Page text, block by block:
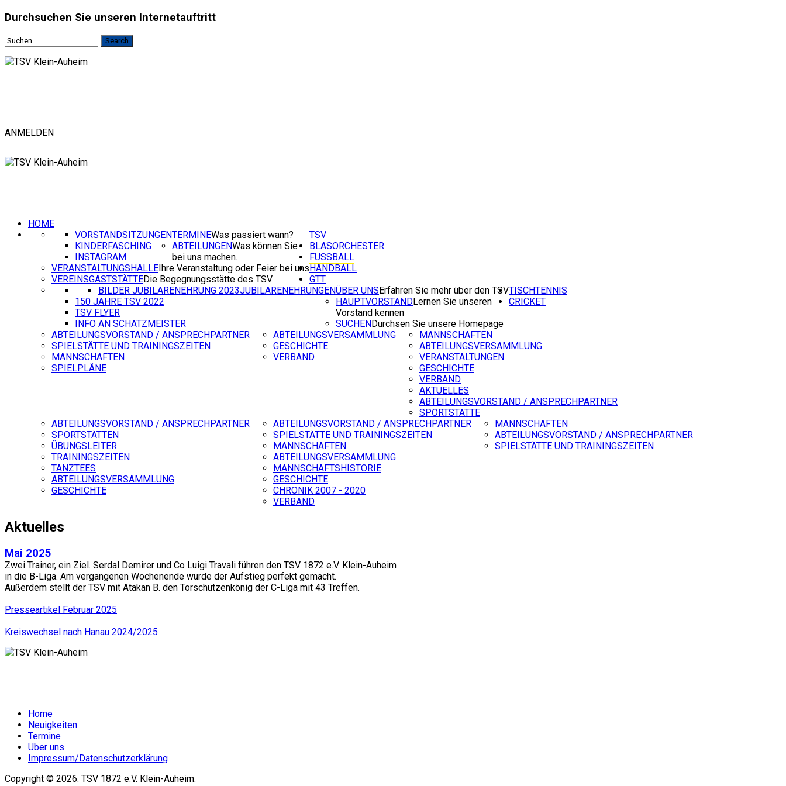
Durchsuchen Sie unseren Internetauftritt
ANMELDEN
HOME
TSV
TERMINEWas passiert wann?
VORSTANDSITZUNGEN
KINDERFASCHING
INSTAGRAM
ABTEILUNGENWas können Sie
bei uns machen.
VERANSTALTUNGSHALLE Ihre Veranstaltung oder Feier bei uns
VEREINSGASTSTÄTTEDie Begegnungsstätte des TSV
ÜBER UNS Erfahren Sie mehr über den TSV
JUBILARENEHRUNGEN
BILDER JUBILARENEHRUNG 2023
150 JAHRE TSV 2022
TSV FLYER
INFO AN SCHATZMEISTER
HAUPTVORSTANDLernen Sie unseren
Vorstand kennen
SUCHEN Durchsen Sie unsere Homepage
BLASORCHESTER
FUSSBALL
ABTEILUNGSVORSTAND / ANSPRECHPARTNER
SPIELSTÄTTE UND TRAININGSZEITEN
MANNSCHAFTEN
SPIELPLÄNE
ABTEILUNGSVERSAMMLUNG
GESCHICHTE
VERBAND
HANDBALL
MANNSCHAFTEN
ABTEILUNGSVERSAMMLUNG
VERANSTALTUNGEN
GESCHICHTE
VERBAND
AKTUELLES
ABTEILUNGSVORSTAND / ANSPRECHPARTNER
SPORTSTÄTTE
GTT
ABTEILUNGSVORSTAND / ANSPRECHPARTNER
SPORTSTÄTTEN
ÜBUNGSLEITER
TRAININGSZEITEN
TANZTEES
ABTEILUNGSVERSAMMLUNG
GESCHICHTE
TISCHTENNIS
ABTEILUNGSVORSTAND / ANSPRECHPARTNER
SPIELSTÄTTE UND TRAININGSZEITEN
MANNSCHAFTEN
ABTEILUNGSVERSAMMLUNG
MANNSCHAFTSHISTORIE
GESCHICHTE
CHRONIK 2007 - 2020
VERBAND
CRICKET
MANNSCHAFTEN
ABTEILUNGSVORSTAND / ANSPRECHPARTNER
SPIELSTÄTTE UND TRAININGSZEITEN
Aktuelles
Mai 2025
Zwei Trainer, ein Ziel. Serdal Demirer und Co Luigi Travali führen den TSV 1872 e.V. Klein-Auheim
in die B-Liga. Am vergangenen Wochenende wurde der Aufstieg perfekt gemacht.
Außerdem stellt der TSV mit Atakan B. den Torschützenkönig der C-Liga mit 43 Treffen.
Presseartikel Februar 2025
Kreiswechsel nach Hanau 2024/2025
Home
Neuigkeiten
Termine
Über uns
Impressum/Datenschutzerklärung
Copyright © 2026. TSV 1872 e.V. Klein-Auheim.